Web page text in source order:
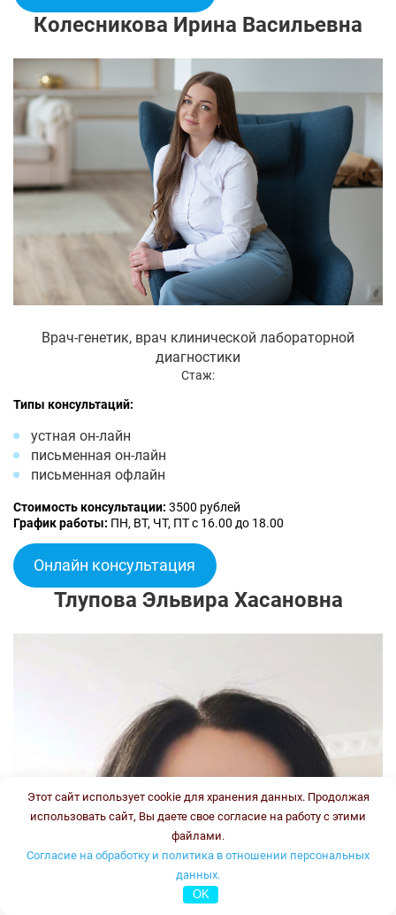
Колесникова Ирина Васильевна
Врач-генетик, врач клинической лабораторной
диагностики
Стаж:
Типы консультаций:
устная он-лайн
письменная он-лайн
письменная офлайн
Стоимость консультации: 3500 рублей
График работы: ПН, ВТ, ЧТ, ПТ с 16.00 до 18.00
Онлайн консультация
Тлупова Эльвира Хасановна
Этот сайт использует cookie для хранения данных. Продолжая
использовать сайт, Вы даете свое согласие на работу с этими
файлами.
Согласие на обработку и политика в отношении персональных
данных.
OK